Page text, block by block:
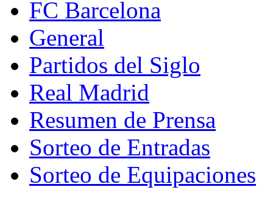
FC Barcelona
General
Partidos del Siglo
Real Madrid
Resumen de Prensa
Sorteo de Entradas
Sorteo de Equipaciones